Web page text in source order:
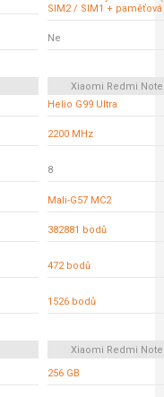
SIM2 / SIM1 + paměťová
Ne
Xiaomi Redmi
Helio G99 Ultra
2200 MHz
8
Mali-G57 MC2
382881 bodů
472 bodů
1526 bodů
Xiaomi Redmi
256 GB